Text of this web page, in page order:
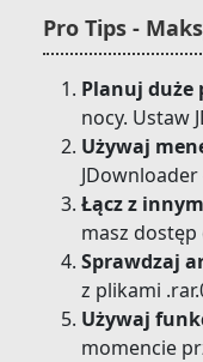
Pro Tips -
Planuj duże
nocy. Ustaw
Używaj
Łącz z
masz
Sprawdzaj
z plikami
Używaj
momencie